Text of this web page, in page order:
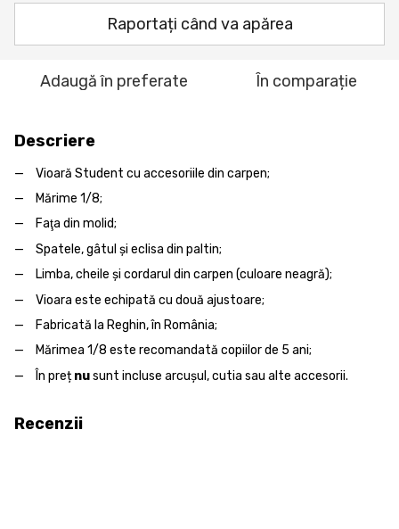
Raportați când va apărea
Adaugă în preferate În comparație
Descriere
Vioară Student cu accesoriile din carpen;
Mărime 1/8;
Faţa din molid;
Spatele, gâtul şi eclisa din paltin;
Limba, cheile și cordarul din carpen (culoare neagră);
Vioara este echipată cu două ajustoare;
Fabricată la Reghin, în România;
Mărimea 1/8 este recomandată copiilor de 5 ani;
În prețnusunt incluse arcușul, cutia sau alte accesorii.
Recenzii